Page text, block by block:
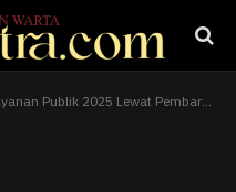
Lewat Pembaruan Standar dan Inovasi Digital